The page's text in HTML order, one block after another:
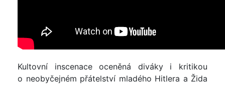
Kultovní inscenace oceněná diváky i kritikou
o neobyčejném přátelství mladého Hitlera a Žida